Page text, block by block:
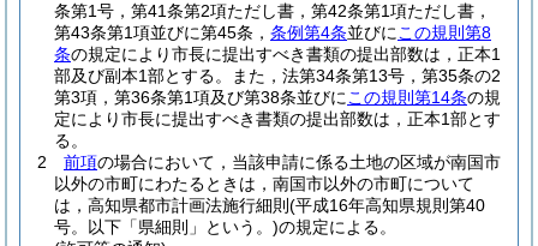
条第1号，第41条第2項ただし書，第42条第1項ただし書，
第43条第1項並びに第45条， 条例第4条並びに この規則第8
条の規定により市長に提出すべき書類の提出部数は，正本1
部及び副本1部とする。
また，法第34条第13号，第35条の2
第3項，第36条第1項及び第38条並びに この規則第14条の規
定により市長に提出すべき書類の提出部数は，正本1部とす
る。
2
前項の場合において，当該申請に係る土地の区域が南国市
以外の市町にわたるときは，南国市以外の市町について
は，高知県都市計画法施行細則 (平成16年高知県規則第40
号。以下「県細則」という。)の規定による。